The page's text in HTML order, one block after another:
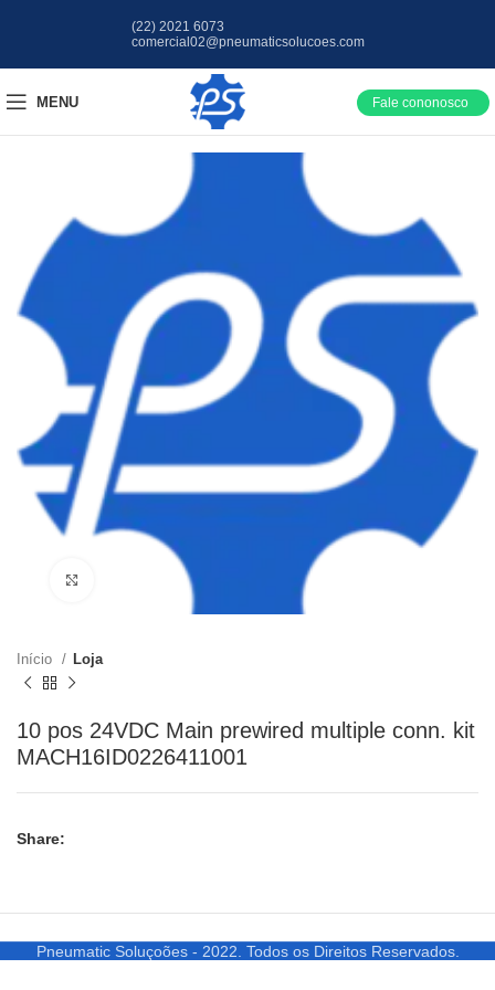
(22) 2021 6073
comercial02@pneumaticsolucoes.com
MENU Fale cononosco
Clique para ampliar
Início Loja
10 pos 24VDC Main prewired multiple conn. kit
MACH16ID0226411001
Share:
Pneumatic Soluçoões - 2022. Todos os Direitos Reservados.